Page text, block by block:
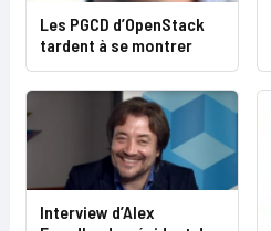
Les PGCD d’OpenStack
tardent à se montrer
Interview d’Alex